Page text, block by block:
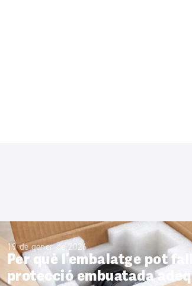
19 de gener de 2026
Per què l’embalatge pot
protecció embuatada